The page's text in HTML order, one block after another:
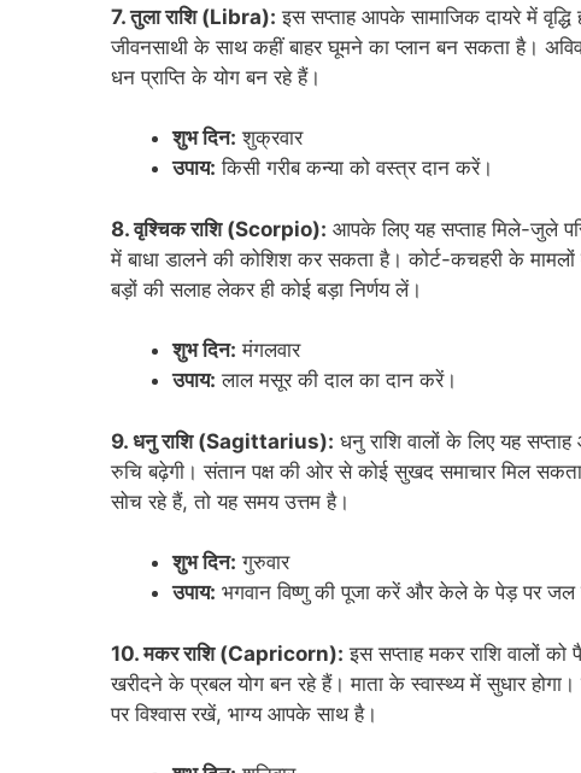
7. तुला राशि (Libra): इस सप्ताह आपके सामाजिक दायरे में
जीवनसाथी के साथ कहीं बाहर घूमने का प्लान बन सकता है।
धन प्राप्ति के योग बन रहे हैं।
शुभ दिन: शुक्रवार
उपाय: किसी गरीब कन्या को वस्त्र दान करें।
8. वृश्चिक राशि (Scorpio): आपके लिए यह सप्ताह मिले-जुले
में बाधा डालने की कोशिश कर सकता है। कोर्ट-कचहरी के
बड़ों की सलाह लेकर ही कोई बड़ा निर्णय लें।
शुभ दिन: मंगलवार
उपाय: लाल मसूर की दाल का दान करें।
9. धनु राशि (Sagittarius): धनु राशि वालों के लिए यह
रुचि बढ़ेगी। संतान पक्ष की ओर से कोई सुखद समाचार मिल
सोच रहे हैं, तो यह समय उत्तम है।
शुभ दिन: गुरुवार
उपाय: भगवान विष्णु की पूजा करें और केले के पेड़ पर जल
10. मकर राशि (Capricorn): इस सप्ताह मकर राशि वालों को
खरीदने के प्रबल योग बन रहे हैं। माता के स्वास्थ्य में सुधार
पर विश्वास रखें, भाग्य आपके साथ है।